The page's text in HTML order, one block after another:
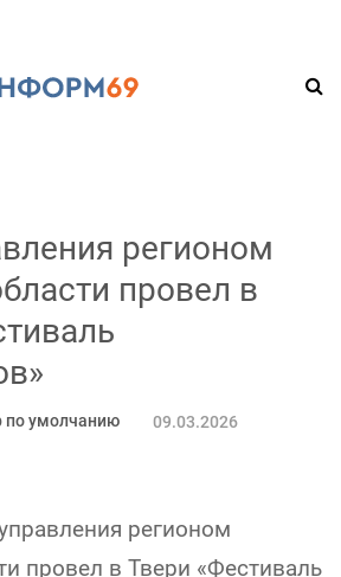
регионом
провел в
по умолчанию 09.03.2026
регионом
провел в Твери «Фестиваль